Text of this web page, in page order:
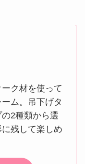
ク材を使って
ム。吊下げタ
2種類から選
残して楽しめ